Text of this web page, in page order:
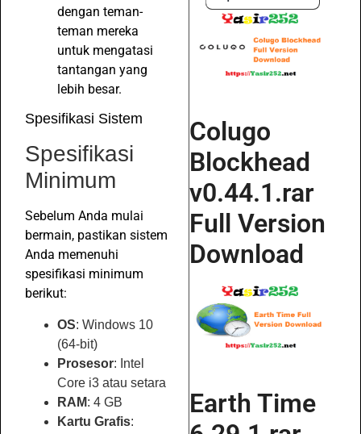
dengan teman-
teman mereka
untuk mengatasi
tantangan yang
lebih besar.
Spesifikasi Sistem
Spesifikasi
Minimum
Sebelum Anda mulai
bermain, pastikan sistem
Anda memenuhi
spesifikasi minimum
berikut:
OS: Windows 10
(64-bit)
Prosesor: Intel
Core i3 atau setara
RAM: 4 GB
Kartu Grafis:
Colugo
Blockhead
v0.44.1.rar
Full Version
Download
Earth Time